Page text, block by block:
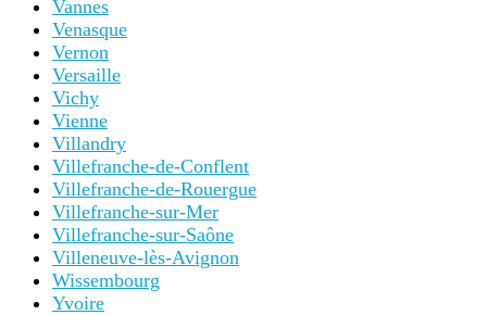
Vannes
Venasque
Vernon
Versaille
Vichy
Vienne
Villandry
Villefranche-de-Conflent
Villefranche-de-Rouergue
Villefranche-sur-Mer
Villefranche-sur-Saône
Villeneuve-lès-Avignon
Wissembourg
Yvoire